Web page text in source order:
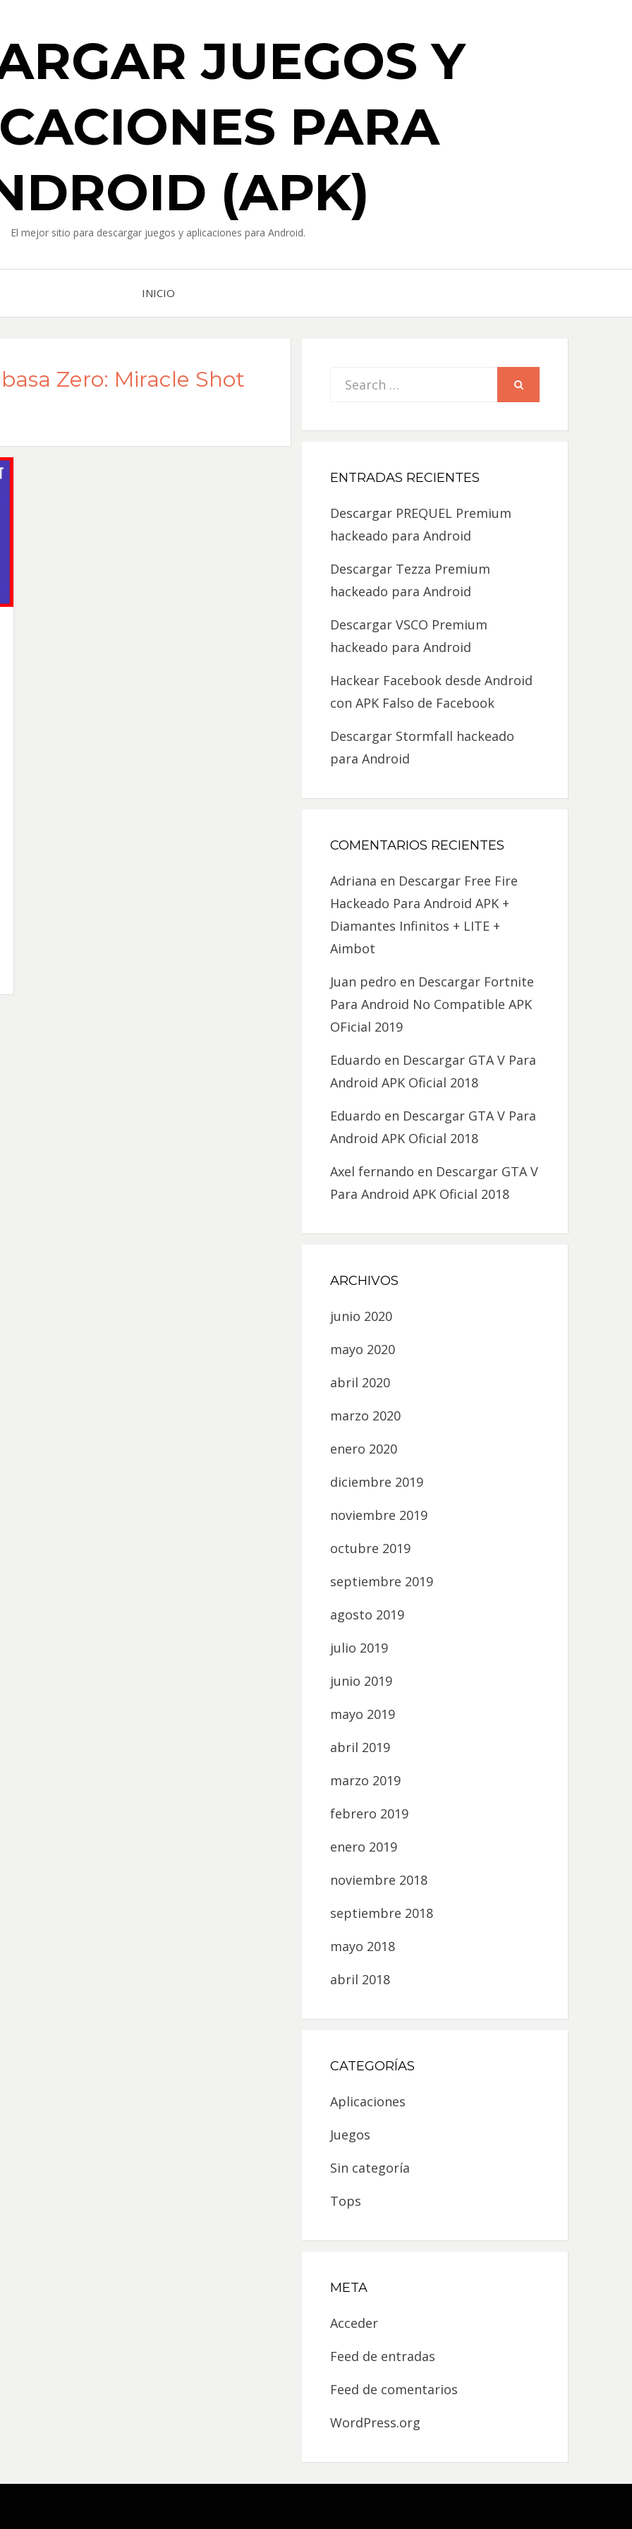
JUEGOS Y
PARA
(APK)
El mejor sitio para descargar juegos y aplicaciones para Android.
INICIO
Zero: Miracle Shot
Search
ENTRADAS RECIENTES
Descargar PREQUEL Premium
hackeado para Android
Descargar Tezza Premium
hackeado para Android
Descargar VSCO Premium
hackeado para Android
Hackear Facebook desde Android
con APK Falso de Facebook
Descargar Stormfall hackeado
para Android
COMENTARIOS RECIENTES
Adriana en Descargar Free Fire
Hackeado Para Android APK +
Diamantes Infinitos + LITE +
Aimbot
Juan pedro en Descargar Fortnite
Para Android No Compatible APK
OFicial 2019
Eduardo en Descargar GTA V Para
Android APK Oficial 2018
Eduardo en Descargar GTA V Para
Android APK Oficial 2018
Axel fernando en Descargar GTA V
Para Android APK Oficial 2018
ARCHIVOS
junio 2020
mayo 2020
abril 2020
marzo 2020
enero 2020
diciembre 2019
noviembre 2019
octubre 2019
septiembre 2019
agosto 2019
julio 2019
junio 2019
mayo 2019
abril 2019
marzo 2019
febrero 2019
enero 2019
noviembre 2018
septiembre 2018
mayo 2018
abril 2018
CATEGORÍAS
Aplicaciones
Juegos
Sin categoría
Tops
META
Acceder
Feed de entradas
Feed de comentarios
WordPress.org